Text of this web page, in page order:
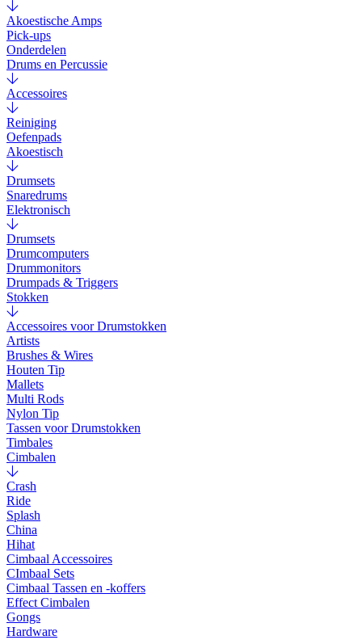
Akoestische Amps
Pick-ups
Onderdelen
Drums en Percussie
Accessoires
Reiniging
Oefenpads
Akoestisch
Drumsets
Snaredrums
Elektronisch
Drumsets
Drumcomputers
Drummonitors
Drumpads & Triggers
Stokken
Accessoires voor Drumstokken
Artists
Brushes & Wires
Houten Tip
Mallets
Multi Rods
Nylon Tip
Tassen voor Drumstokken
Timbales
Cimbalen
Crash
Ride
Splash
China
Hihat
Cimbaal Accessoires
CImbaal Sets
Cimbaal Tassen en -koffers
Effect Cimbalen
Gongs
Hardware